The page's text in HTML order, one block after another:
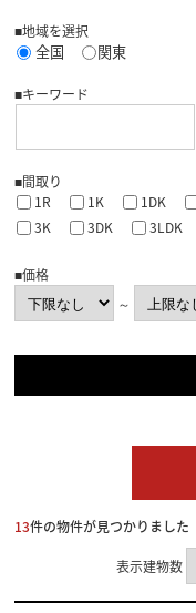
■地域を選択
全国 関東
■キーワード
■間取り
1R
1K 1DK
3K
3DK 3LDK
■価格
～
13件の物件が見つかりました
表示建物数